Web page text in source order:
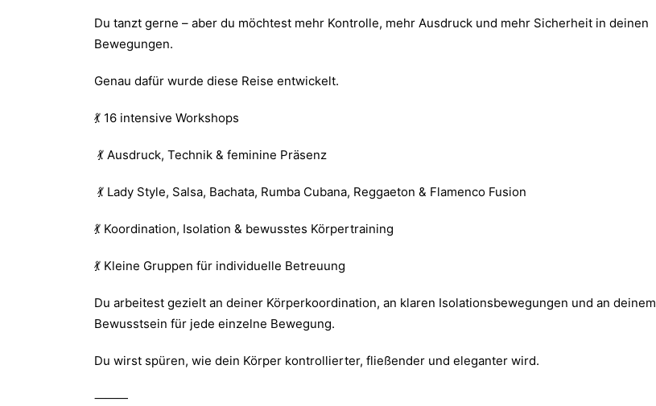
Du tanzt gerne – aber du möchtest mehr Kontrolle, mehr Ausdruck und mehr Sicherheit in deinen
Bewegungen.
Genau dafür wurde diese Reise entwickelt.
💃 16 intensive Workshops
💃 Ausdruck, Technik & feminine Präsenz
💃 Lady Style, Salsa, Bachata, Rumba Cubana, Reggaeton & Flamenco Fusion
💃 Koordination, Isolation & bewusstes Körpertraining
💃 Kleine Gruppen für individuelle Betreuung
Du arbeitest gezielt an deiner Körperkoordination, an klaren Isolationsbewegungen und an deinem
Bewusstsein für jede einzelne Bewegung.
Du wirst spüren, wie dein Körper kontrollierter, fließender und eleganter wird.
⸻